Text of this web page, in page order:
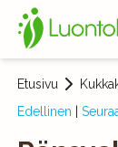
Etusivu
Edellinen